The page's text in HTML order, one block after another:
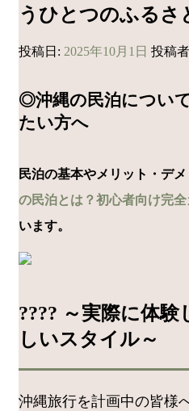
うひとつのふるさ
投稿日: 2025年10月1日 投稿
◎沖縄の民泊につい
たい方へ
民泊の基本やメリット・デ
の民泊とは？初心者向け完全
います。
???? ～実際に体
しいスタイル～
沖縄旅行を計画中の皆様